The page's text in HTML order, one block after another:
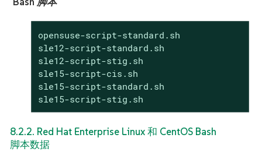
opensuse-script-standard.sh
sle12-script-standard.sh
sle12-script-stig.sh
sle15-script-cis.sh
sle15-script-standard.sh
sle15-script-stig.sh
8.2.2. Red Hat Enterprise Linux 和 CentOS Bash
脚本数据